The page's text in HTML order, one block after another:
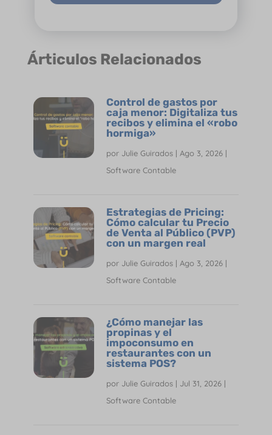
Árticulos Relacionados
Control de gastos por
caja menor: Digitaliza tus
recibos y elimina el «robo
hormiga»
por Julie Guirados| Ago 3, 2026|
Software Contable
Estrategias de Pricing:
Cómo calcular tu Precio
de Venta al Público (PVP)
con un margen real
por Julie Guirados| Ago 3, 2026|
Software Contable
¿Cómo manejar las
propinas y el
impoconsumo en
restaurantes con un
sistema POS?
por Julie Guirados| Jul 31, 2026|
Software Contable